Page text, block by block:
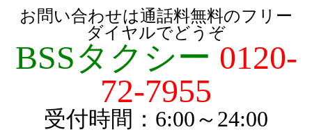
お問い合わせは通話料無料のフリー
ダイヤルでどうぞ
BSSタクシー 0120-
72-7955
受付時間：6:00～24:00